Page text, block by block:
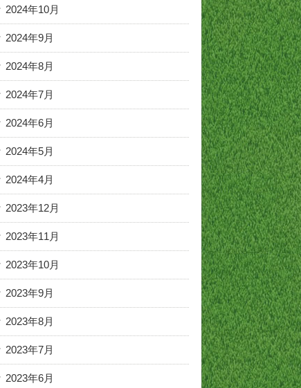
2024年10月
2024年9月
2024年8月
2024年7月
2024年6月
2024年5月
2024年4月
2023年12月
2023年11月
2023年10月
2023年9月
2023年8月
2023年7月
2023年6月